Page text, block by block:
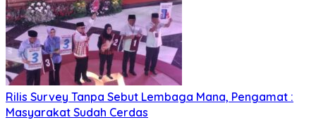
Rilis Survey Tanpa Sebut Lembaga Mana, Pengamat :
Masyarakat Sudah Cerdas